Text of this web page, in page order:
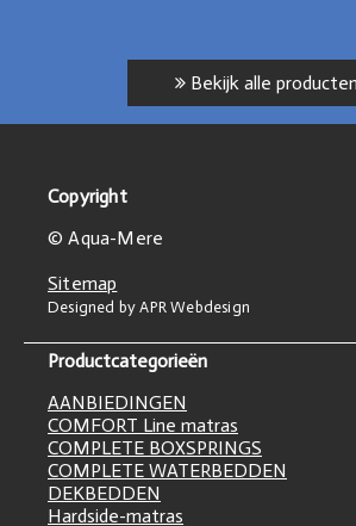
Bekijk alle producten
Copyright
© Aqua-Mere
Sitemap
Designed by APR Webdesign
Productcategorieën
AANBIEDINGEN
COMFORT Line matras
COMPLETE BOXSPRINGS
COMPLETE WATERBEDDEN
DEKBEDDEN
Hardside-matras